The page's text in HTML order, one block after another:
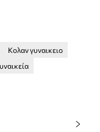
Κολαν γυναικειο